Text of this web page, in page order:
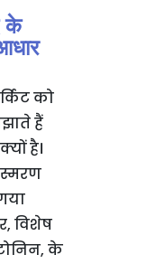
के
को
हैं
है।
विशेष
के